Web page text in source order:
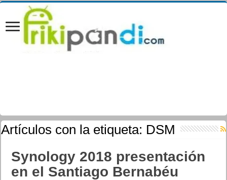
Artículos con la etiqueta: DSM
Synology 2018 presentación
en el Santiago Bernabéu